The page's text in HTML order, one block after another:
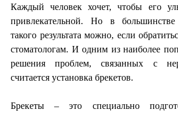
Каждый человек хочет, чтобы его
привлекательной. Но в большинстве
такого результата можно, если
стоматологам. И одним из наиболее
решения проблем, связанных с
считается установка брекетов.
Брекеты – это специально